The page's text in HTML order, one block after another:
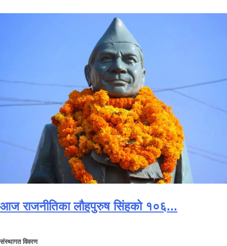
आज राजनीतिका लौहपुरुष सि‌ंहको १०६...
संस्थागत विवरण